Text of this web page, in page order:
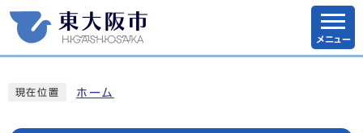
メニュー
現在位置 ホーム